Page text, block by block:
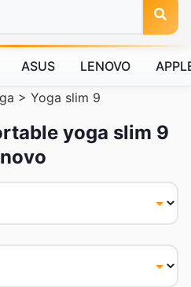
ASUS LENOVO
> Yoga slim 9
yoga slim 9